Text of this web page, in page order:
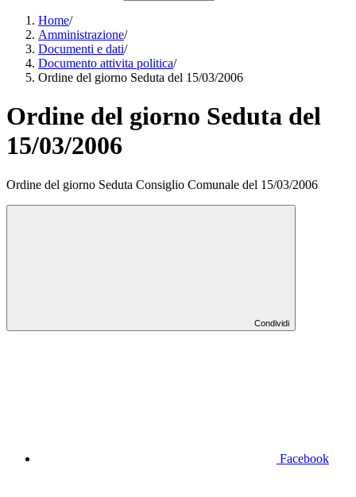
Home/
Amministrazione/
Documenti e dati/
Documento attivita politica/
Ordine del giorno Seduta del 15/03/2006
Ordine del giorno Seduta del
15/03/2006
Ordine del giorno Seduta Consiglio Comunale del 15/03/2006
Condividi
Facebook